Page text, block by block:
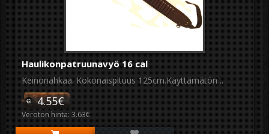
Haulikonpatruunavyö 16 cal
Keinonahkaa. Kokonaispituus 125cm.Käyttämätön ..
4.55€
Veroton hinta: 3.63€